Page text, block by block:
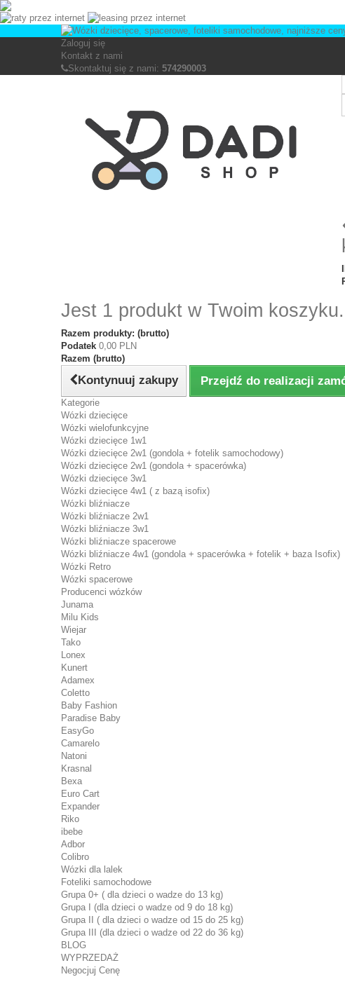
Zaloguj się
Kontakt z nami
Skontaktuj się z nami: 574290003
Jest 1 produkt w Twoim koszyku.
Razem produkty: (brutto)
Podatek 0,00 PLN
Razem (brutto)
Kontynuuj zakupy Przejdź do realizacji
Kategorie
Wózki dziecięce
Wózki wielofunkcyjne
Wózki dziecięce 1w1
Wózki dziecięce 2w1 (gondola + fotelik samochodowy)
Wózki dziecięce 2w1 (gondola + spacerówka)
Wózki dziecięce 3w1
Wózki dziecięce 4w1 ( z bazą isofix)
Wózki bliźniacze
Wózki bliźniacze 2w1
Wózki bliźniacze 3w1
Wózki bliźniacze spacerowe
Wózki bliźniacze 4w1 (gondola + spacerówka + fotelik + baza Isofix)
Wózki Retro
Wózki spacerowe
Producenci wózków
Junama
Milu Kids
Wiejar
Tako
Lonex
Kunert
Adamex
Coletto
Baby Fashion
Paradise Baby
EasyGo
Camarelo
Natoni
Krasnal
Bexa
Euro Cart
Expander
Riko
ibebe
Adbor
Colibro
Wózki dla lalek
Foteliki samochodowe
Grupa 0+ ( dla dzieci o wadze do 13 kg)
Grupa I (dla dzieci o wadze od 9 do 18 kg)
Grupa II ( dla dzieci o wadze od 15 do 25 kg)
Grupa III (dla dzieci o wadze od 22 do 36 kg)
BLOG
WYPRZEDAŻ
Negocjuj Cenę